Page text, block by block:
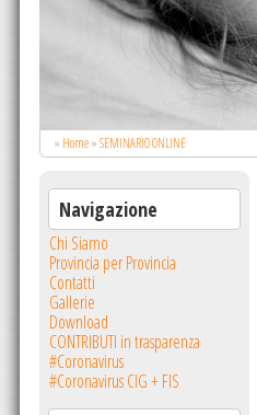
del Papa.
» Home»SEMINARIO ONLINE
Navigazione
Chi Siamo
Provincia per Provincia
Contatti
Gallerie
Download
CONTRIBUTI in trasparenza
#Coronavirus
#Coronavirus CIG + FIS